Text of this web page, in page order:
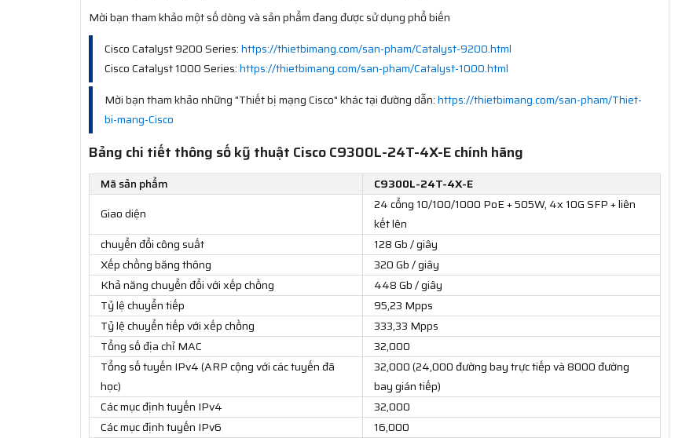
Mời bạn tham khảo một số dòng và sản phẩm đang được sử dụng phổ biến
Cisco Catalyst 9200 Series:https://thietbimang.com/san-pham/Catalyst-9200.html
Cisco Catalyst 1000 Series:https://thietbimang.com/san-pham/Catalyst-1000.html
Mời bạn tham khảo những "Thiết bị mạng Cisco" khác tại đường dẫn:https://thietbimang.com/san-pham/Thiet-
bi-mang-Cisco
Bảng chi tiết thông số kỹ thuật Cisco C9300L-24T-4X-E chính hãng
Mã sản phẩm
C9300L-24T-4X-E
Giao diện
24 cổng 10/100/1000 PoE + 505W, 4x 10G SFP + liên
kết lên
chuyển đổi công suất
128 Gb / giây
Xếp chồng băng thông
320 Gb / giây
Khả năng chuyển đổi với xếp chồng
448 Gb / giây
Tỷ lệ chuyển tiếp
95,23 Mpps
Tỷ lệ chuyển tiếp với xếp chồng
333,33 Mpps
Tổng số địa chỉ MAC
32,000
Tổng số tuyến IPv4 (ARP cộng với các tuyến đã
học)
32,000 (24,000 đường bay trực tiếp và 8000 đường
bay gián tiếp)
Các mục định tuyến IPv4
32,000
Các mục định tuyến IPv6
16,000